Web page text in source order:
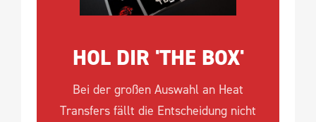
HOL DIR 'THE BOX'
Bei der großen Auswahl an Heat
Transfers fällt die Entscheidung nicht